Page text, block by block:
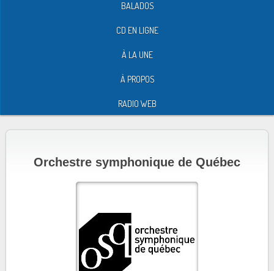
BALADOS
CD EN LIGNE
À LA UNE
À PROPOS
RADIO WEB
Orchestre symphonique de Québec